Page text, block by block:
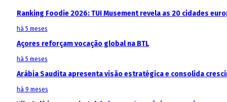
Ranking Foodie 2026: TUI Musement revela as 20 cidades
há 5 meses
Açores reforçam vocação global na BTL
há 5 meses
Arábia Saudita apresenta visão estratégica e consolida
há 9 meses